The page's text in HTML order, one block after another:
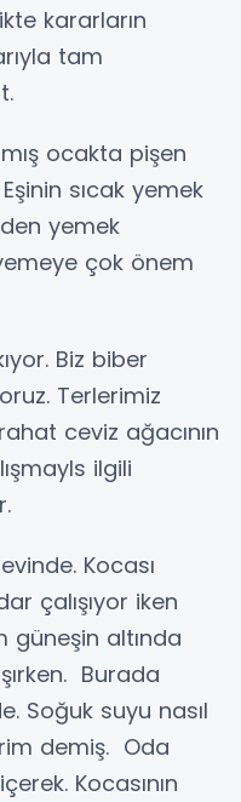
kararların
tam
ocakta pişen
sıcak yemek
yemek
çok önem
Biz biber
Terlerimiz
ceviz ağacının
ilgili
Kocası
çalışıyor iken
güneşin altında
Burada
Soğuk suyu nasıl
demiş. Oda
Kocasının